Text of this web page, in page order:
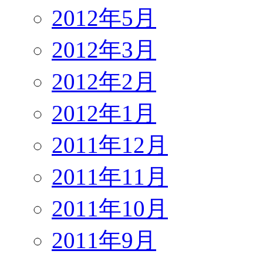
2012年5月
2012年3月
2012年2月
2012年1月
2011年12月
2011年11月
2011年10月
2011年9月